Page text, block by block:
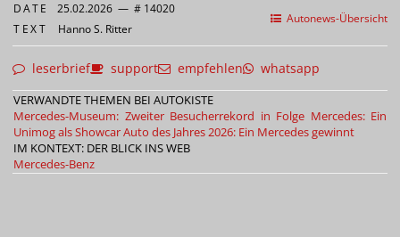
Autonews-Übersicht
DATE 25.02.2026 — # 14020
TEXT Hanno S. Ritter
leserbrief support empfehlen whatsapp
VERWANDTE THEMEN BEI AUTOKISTE
Mercedes-Museum: Zweiter Besucherrekord in Folge Mercedes: Ein
Unimog als ShowcarAuto des Jahres 2026: Ein Mercedes gewinnt
IM KONTEXT: DER BLICK INS WEB
Mercedes-Benz